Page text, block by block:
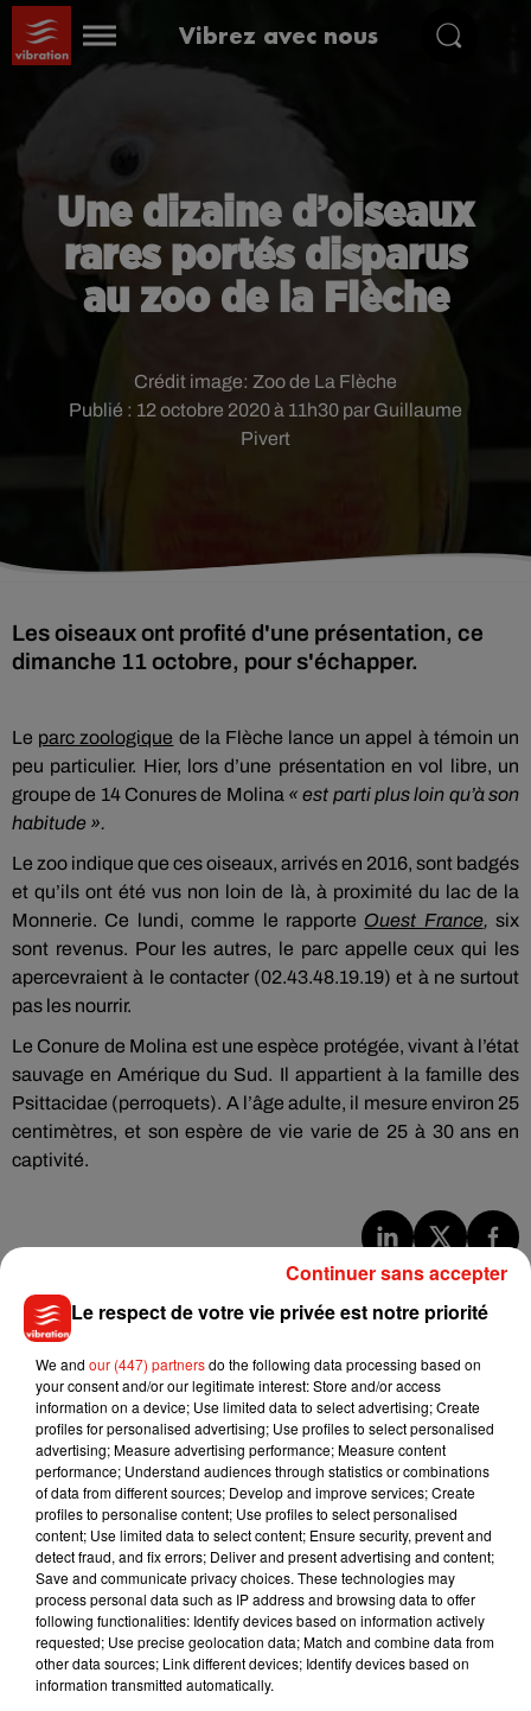
Vibrez avec nous
Une dizaine d’oiseaux
rares portés disparus
au zoo de la Flèche
Publié : 12 octobre 2020 à 11h30 par Guillaume
Pivert
Crédit image: Zoo de La Flèche
Les oiseaux ont profité d'une présentation, ce
dimanche 11 octobre, pour s'échapper.
Le parc zoologique de la Flèche lance un appel à témoin un
peu particulier. Hier, lors d’une présentation en vol libre, un
groupe de 14 Conures de Molina « est parti plus loin qu’à son
habitude ».
Le zoo indique que ces oiseaux, arrivés en 2016, sont badgés
et qu’ils ont été vus non loin de là, à proximité du lac de la
Monnerie. Ce lundi, comme le rapporte Ouest France, six
sont revenus. Pour les autres, le parc appelle ceux qui les
apercevraient à le contacter (02.43.48.19.19) et à ne surtout
pas les nourrir.
Le Conure de Molina est une espèce protégée, vivant à l’état
sauvage en Amérique du Sud. Il appartient à la famille des
Psittacidae (perroquets). A l’âge adulte, il mesure environ 25
centimètres, et son espère de vie varie de 25 à 30 ans en
captivité.
7 août 2026
Julien Lieb s’essaye à la vie de chatelain
dans son nouveau clip
7 août 2026
Madonna sort enfin le remix de « Love
Sensation » avec Kylie Minogue
Tayc et Didi B dévoilent le single le plus
dansant de l’année
Le respect de votre vie privée est notre priorité
We and our (447) partnersdo the following data processing based on
your consent and/or our legitimate interest: Store and/or access
information on a device; Use limited data to select advertising; Create
profiles for personalised advertising; Use profiles to select personalised
advertising; Measure advertising performance; Measure content
performance; Understand audiences through statistics or combinations
of data from different sources; Develop and improve services; Create
profiles to personalise content; Use profiles to select personalised
content; Use limited data to select content; Ensure security, prevent and
detect fraud, and fix errors; Deliver and present advertising and content;
Save and communicate privacy choices. These technologies may
process personal data such as IP address and browsing data to offer
following functionalities: Identify devices based on information actively
requested; Use precise geolocation data; Match and combine data from
other data sources; Link different devices; Identify devices based on
information transmitted automatically.
Continuer sans accepter